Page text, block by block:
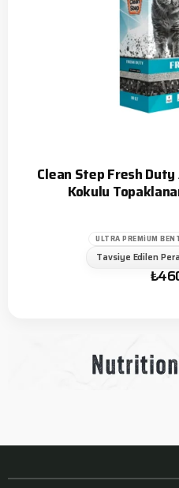
Clean Step Fresh
Kokulu
ULTRA PREMIUM
Tavsiye Edilen
₺